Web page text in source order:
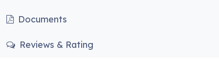
Documents
Reviews & Rating